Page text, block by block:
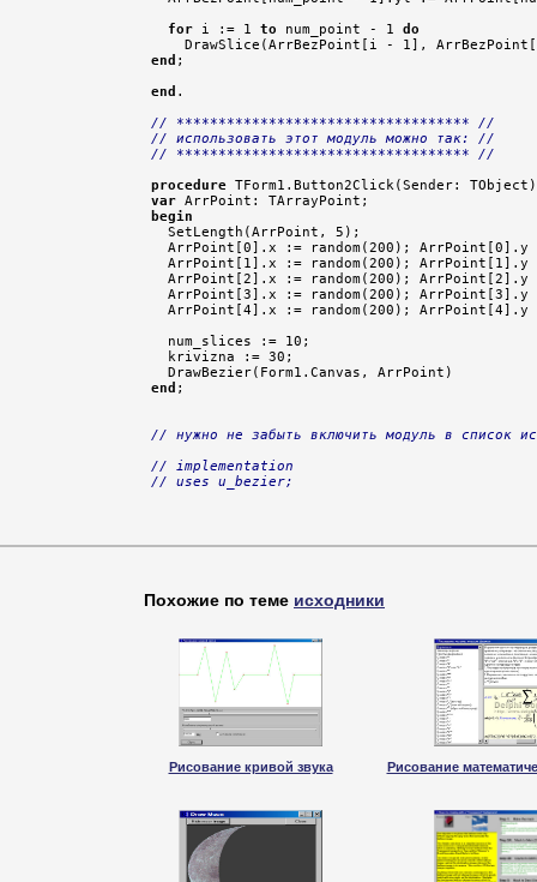
for i := 1 to num_point - 1 do
end ;
end .
// *********************************** //
// использовать этот модуль можно так: //
// *********************************** //
procedure
var
begin
SetLength(ArrPoint, 5);
ArrPoint[0].x := random(200); ArrPoint[0].y
ArrPoint[1].x := random(200); ArrPoint[1].y
ArrPoint[2].x := random(200); ArrPoint[2].y
ArrPoint[3].x := random(200); ArrPoint[3].y
ArrPoint[4].x := random(200); ArrPoint[4].y
  num_slices := 10;
  krivizna := 30;
end ;
// нужно не забыть включить модуль в список
// implementation
// uses u_bezier;
Похожие по теме исходники
Рисование кривой звука Рисование